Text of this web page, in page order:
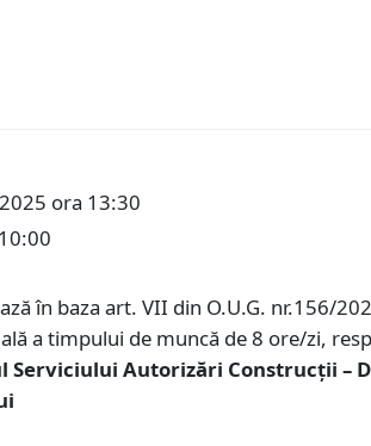
ora 13:30
în baza art. VII din O.U.G. nr.156/
a timpului de muncă de 8 ore/zi,
Serviciului Autorizări Construcții –